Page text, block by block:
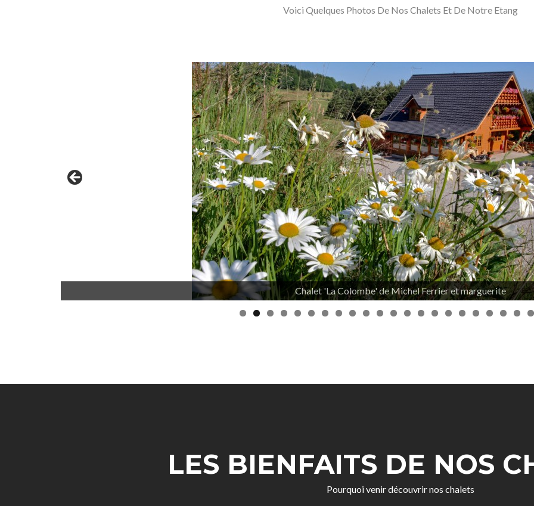
Voici Quelques Photos De Nos Chalets Et De Notre Etang
LES BIENFAITS DE NOS
Pourquoi venir découvrir nos chalets